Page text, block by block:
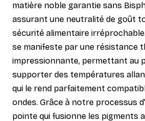
matière noble garantie sans
assurant une neutralité de goût
sécurité alimentaire
se manifeste par une résistance
impressionnante, permettant au
supporter des températures allant
qui le rend parfaitement
ondes. Grâce à notre processus
pointe qui fusionne les pigments